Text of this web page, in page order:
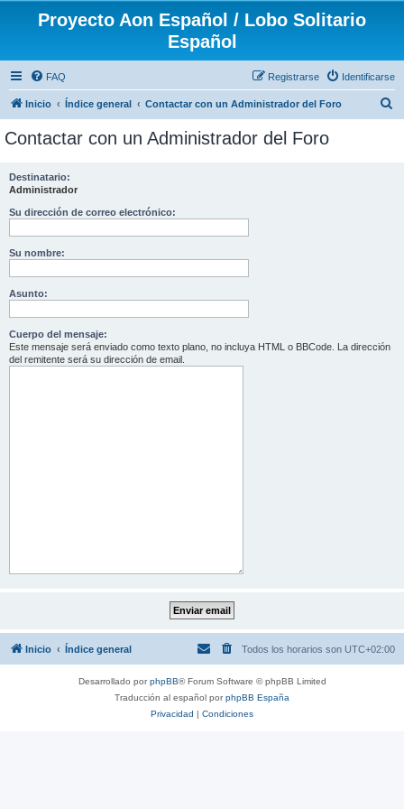
Proyecto Aon Español / Lobo Solitario
Español
FAQ Identificarse
Registrarse
Inicio Índice general Contactar con un Administrador del Foro
Contactar con un Administrador del Foro
Destinatario:
Administrador
Su dirección de correo electrónico:
Su nombre:
Asunto:
Cuerpo del mensaje:
Este mensaje será enviado como texto plano, no incluya HTML o BBCode. La dirección
del remitente será su dirección de email.
Inicio Índice general Todos los horarios son UTC+02:00
Desarrollado porphpBB® Forum Software © phpBB Limited
Traducción al español porphpBB España
Privacidad | Condiciones